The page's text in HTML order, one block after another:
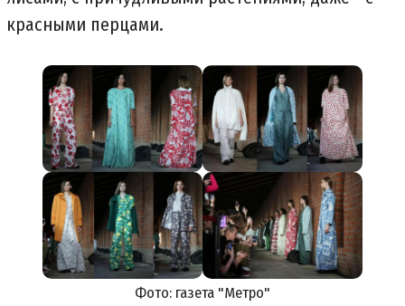
красными перцами.
Фото: газета "Метро"